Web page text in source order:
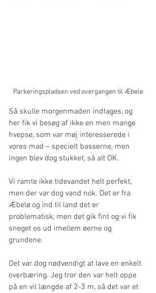
Parkeringspladsen ved overgangen til Æbelø
Så skulle morgenmaden indtages, og
her fik vi besøg af ikke en men mange
hvepse, som var møj interesserede i
vores mad – specielt basserne, men
ingen blev dog stukket, så alt OK.
Vi ramte ikke tidevandet helt perfekt,
men der var dog vand nok. Det er fra
Æbelø og ind til land det er
problematisk, men det gik fint og vi fik
sneget os ud imellem øerne og
grundene.
Det var dog nødvendigt at lave en enkelt
overbæring. Jeg tror den var helt oppe
på en vil længde af 2-3 m, så det var et